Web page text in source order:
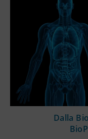
Dalla